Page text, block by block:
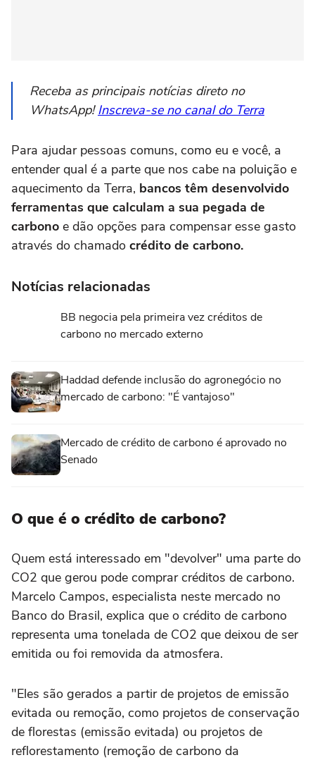
Receba as principais notícias direto no
WhatsApp!Inscreva-se no canal do Terra
Para ajudar pessoas comuns, como eu e você, a
entender qual é a parte que nos cabe na poluição e
aquecimento da Terra, bancos têm desenvolvido
ferramentas que calculam a sua pegada de
carbono e dão opções para compensar esse gasto
através do chamado crédito de carbono.
Notícias relacionadas
BB negocia pela primeira vez créditos de
carbono no mercado externo
Haddad defende inclusão do agronegócio no
mercado de carbono: "É vantajoso"
Mercado de crédito de carbono é aprovado no
Senado
O que é o crédito de carbono?
Quem está interessado em "devolver" uma parte do
CO2 que gerou pode comprar créditos de carbono.
Marcelo Campos, especialista neste mercado no
Banco do Brasil, explica que o crédito de carbono
representa uma tonelada de CO2 que deixou de ser
emitida ou foi removida da atmosfera.
"Eles são gerados a partir de projetos de emissão
evitada ou remoção, como projetos de conservação
de florestas (emissão evitada) ou projetos de
reflorestamento (remoção de carbono da